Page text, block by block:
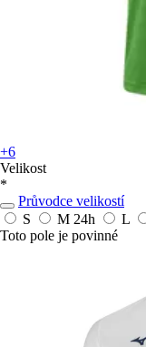
+6
Velikost
*
Průvodce velikostí
S
M 24h L
Toto pole je povinné